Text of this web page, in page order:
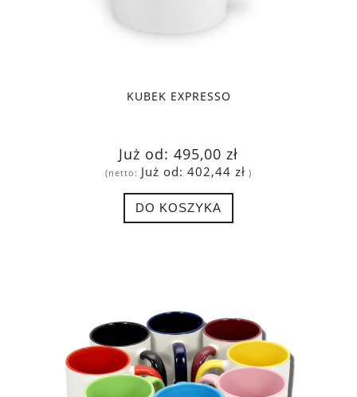
KUBEK EXPRESSO
Już od: 495,00 zł
(netto: Już od: 402,44 zł )
DO KOSZYKA